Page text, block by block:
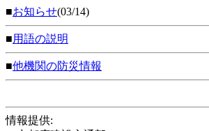
■お知らせ(03/14)
■用語の説明
■他機関の防災情報
情報提供: